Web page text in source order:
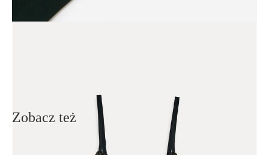
info@conteshop.pl
Ten produkt nie ma pytań Możesz zadać pytanie, klikając przycisk
poniżej
Zobacz też